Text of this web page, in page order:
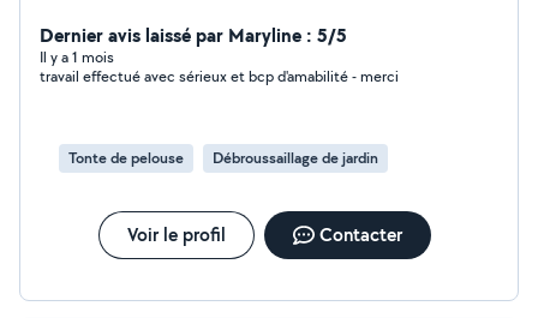
Dernier avis laissé par Maryline : 5/5
Il y a 1 mois
travail effectué avec sérieux et bcp d'amabilité - merci
Tonte de pelouse Débroussaillage de jardin
Voir le profil Contacter